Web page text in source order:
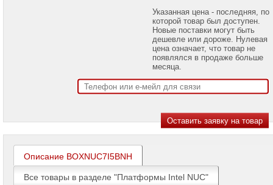
Принтеры
Name
Указанная цена - последняя, по
которой товар был доступен.
Новые поставки могут быть
дешевле или дороже. Нулевая
цена означает, что товар не
появлялся в продаже больше
месяца.
Описание BOXNUC7I5BNH
Все товары в разделе "Платформы Intel NUC"